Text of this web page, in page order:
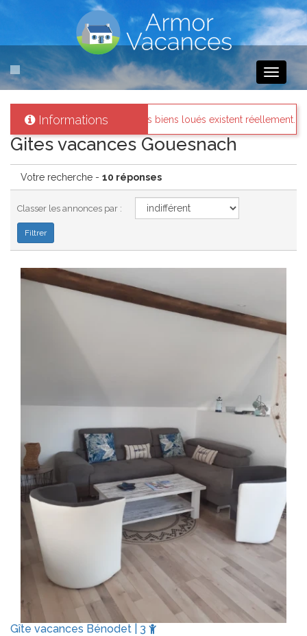
Toggle
Informations
existent réellement. Messages des internautes
Gites vacances Gouesnach
Votre recherche - 10 réponses
Classer les annonces par :
Gîte vacances Bénodet | 3